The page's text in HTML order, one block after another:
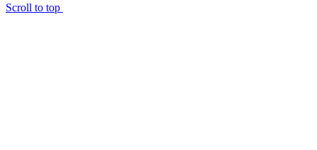
Scroll to top